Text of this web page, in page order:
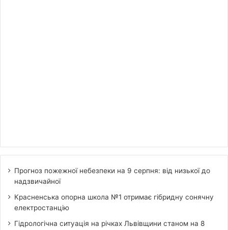
Прогноз пожежної небезпеки на 9 серпня: від низької до
надзвичайної
Красненська опорна школа №1 отримає гібридну сонячну
електростанцію
Гідрологічна ситуація на річках Львівщини станом на 8